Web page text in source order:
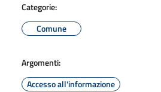
Categorie:
Comune
Argomenti:
Accesso all'informazione